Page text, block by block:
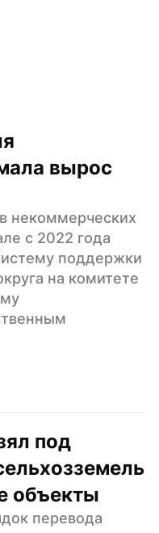
вырос
некоммерческих
с 2022 года
поддержки
на комитете
под
объекты
перевода